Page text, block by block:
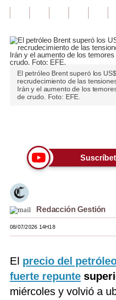
Opinión
Editorial
Pregunta de hoy
Blogs
Tendencias
Moda
Mundo
EEUU
México
Internacional
Tecnología
El petróleo Brent superó los
recrudecimiento de las
Irán y el aumento de los
de crudo. Foto: EFE.
Redacción Gestión
08/07/2026 14H18
El precio del
fuerte repunte
miércoles y volvió a